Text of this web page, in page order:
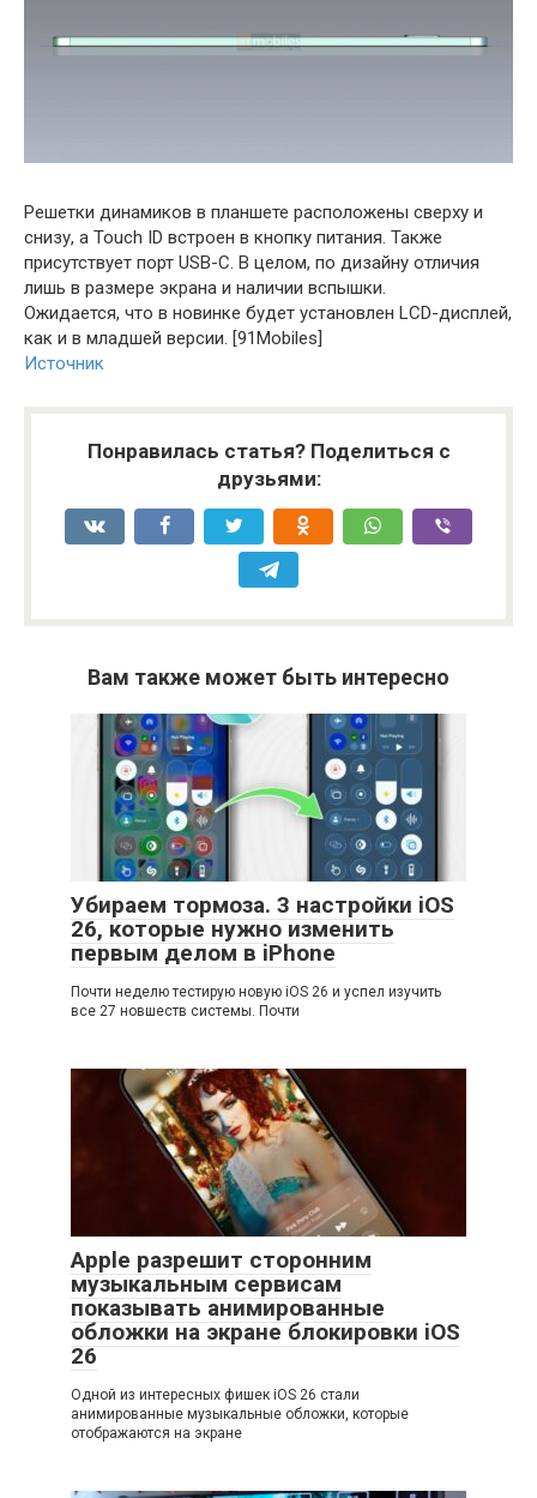
Решетки динамиков в планшете расположены сверху и
снизу, а Touch ID встроен в кнопку питания. Также
присутствует порт USB-C. В целом, по дизайну отличия
лишь в размере экрана и наличии вспышки.
Ожидается, что в новинке будет установлен LCD-дисплей,
как и в младшей версии. [91Mobiles]
Источник
Понравилась статья? Поделиться с
друзьями:
Вам также может быть интересно
Убираем тормоза. 3 настройки iOS
26, которые нужно изменить
первым делом в iPhone
Почти неделю тестирую новую iOS 26 и успел изучить
все 27 новшеств системы. Почти
Apple разрешит сторонним
музыкальным сервисам
показывать анимированные
обложки на экране блокировки iOS
26
Одной из интересных фишек iOS 26 стали
анимированные музыкальные обложки, которые
отображаются на экране